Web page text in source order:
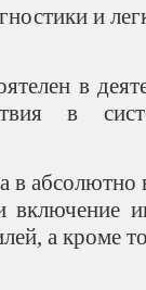
и
в
в
в
включение
а кроме